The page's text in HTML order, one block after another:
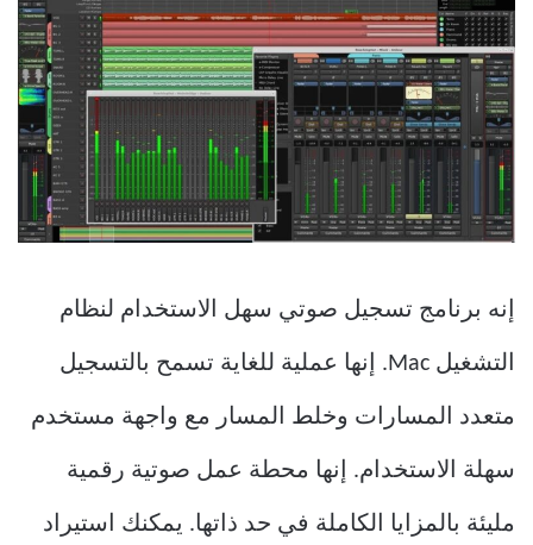
إنه برنامج تسجيل صوتي سهل الاستخدام لنظام
التشغيل Mac. إنها عملية للغاية تسمح بالتسجيل
متعدد المسارات وخلط المسار مع واجهة مستخدم
سهلة الاستخدام. إنها محطة عمل صوتية رقمية
مليئة بالمزايا الكاملة في حد ذاتها. يمكنك استيراد